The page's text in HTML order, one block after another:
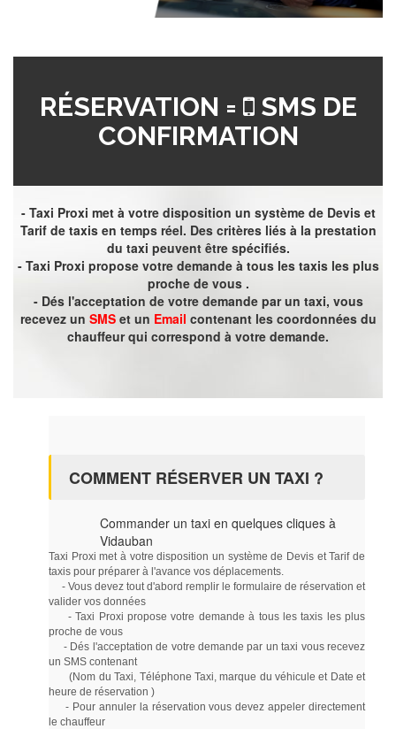
RÉSERVATION =
SMS DE
CONFIRMATION
- Taxi Proxi met à votre disposition un système de Devis et
Tarif de taxis en temps réel. Des critères liés à la prestation
du taxi peuvent être spécifiés.
- Taxi Proxi propose votre demande à tous les taxis les plus
proche de vous .
- Dés l'acceptation de votre demande par un taxi, vous
recevez un SMSet un Email contenant les coordonnées du
chauffeur qui correspond à votre demande.
COMMENT RÉSERVER UN TAXI ?
Commander un taxi en quelques cliques à
Vidauban
Taxi Proxi met à votre disposition un système de Devis et Tarif de
taxis pour préparer à l'avance vos déplacements.
- Vous devez tout d'abord remplir le formulaire de réservation et
valider vos données
- Taxi Proxi propose votre demande à tous les taxis les plus
proche de vous
- Dés l'acceptation de votre demande par un taxi vous recevez
un SMS contenant
(Nom du Taxi, Téléphone Taxi, marque du véhicule et Date et
heure de réservation )
- Pour annuler la réservation vous devez appeler directement
le chauffeur